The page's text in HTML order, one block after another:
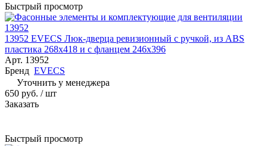
Быстрый просмотр
13952 EVECS Люк-дверца ревизионный с ручкой, из ABS
пластика 268х418 и с фланцем 246х396
Арт. 13952
Бренд EVECS
Уточнить у менеджера
650 руб. / шт
Заказать
Быстрый просмотр